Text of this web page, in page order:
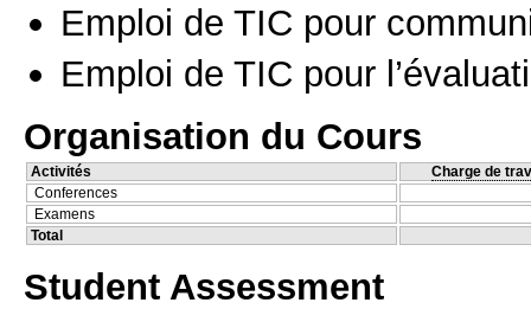
Emploi de TIC pour
Emploi de TIC pour
Organisation du Cours
Activités
Charge de
Conferences
Examens
Total
Student Assessment